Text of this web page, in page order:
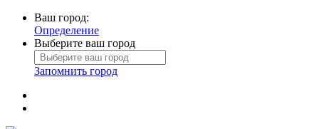
Ваш город:
Определение
Выберите ваш город
Запомнить город